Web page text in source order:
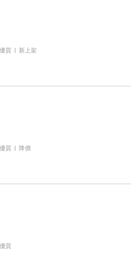
優質 新上架
優質 降價
優質